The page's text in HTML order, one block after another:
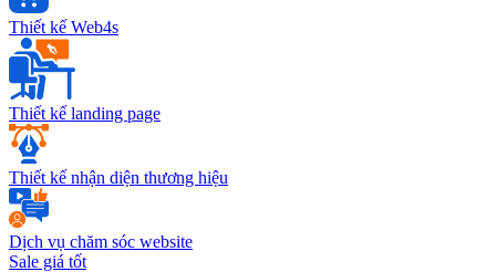
Thiết kế Web4s
Thiết kế landing page
Thiết kế nhận diện thương hiệu
Dịch vụ chăm sóc website
Sale giá tốt